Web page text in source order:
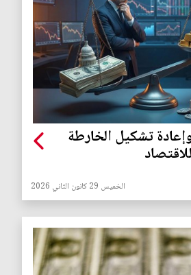
تشكيل الخارطة
الخميس 29 كانون الثاني 2026